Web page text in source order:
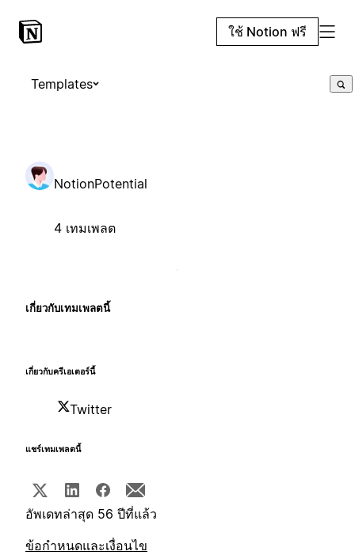
ใช้ Notion ฟรี
Templates
NotionPotential
4 เทมเพลต
เกี่ยวกับเทมเพลตนี้
เกี่ยวกับครีเอเตอร์นี้
Twitter
แชร์เทมเพลตนี้
อัพเดทล่าสุด 56 ปีที่แล้ว
ข้อกำหนดและเงื่อนไข